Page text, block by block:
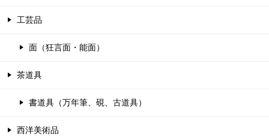
工芸品
面（狂言面・能面）
茶道具
書道具（万年筆、硯、古道具）
西洋美術品